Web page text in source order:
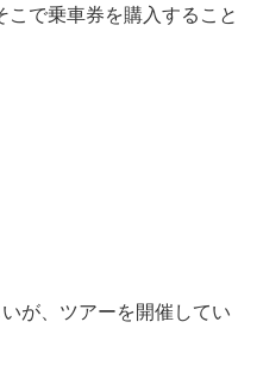
で乗車券を購入すること
が、ツアーを開催してい